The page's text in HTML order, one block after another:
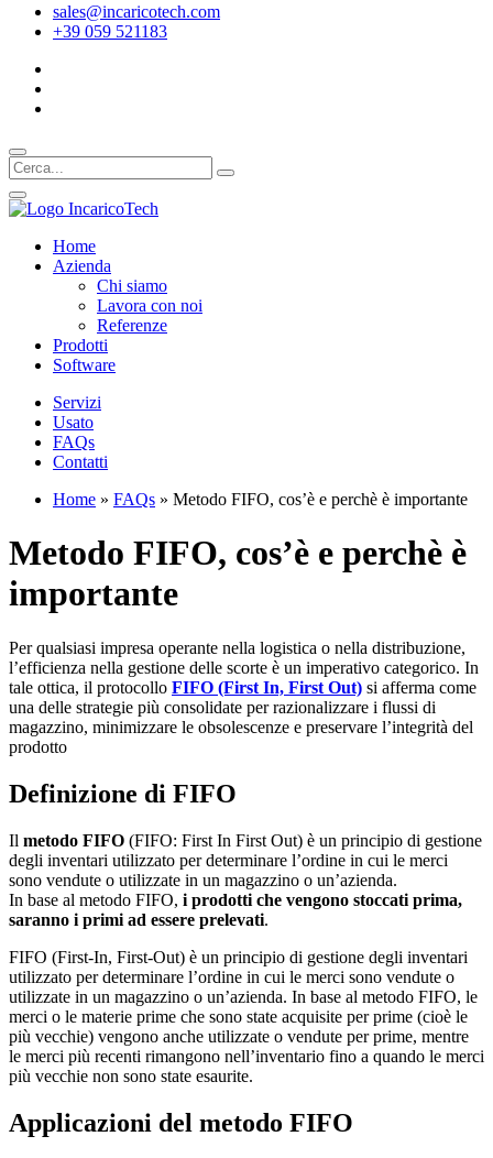
sales@incaricotech.com
+39 059 521183
Home
Azienda
Chi siamo
Lavora con noi
Referenze
Prodotti
Software
Servizi
Usato
FAQs
Contatti
Home » FAQs » Metodo FIFO, cos’è e perchè è importante
Metodo FIFO, cos’è e perchè è
importante
Per qualsiasi impresa operante nella logistica o nella distribuzione,
l’efficienza nella gestione delle scorte è un imperativo categorico. In
tale ottica, il protocollo FIFO (First In, First Out) si afferma come
una delle strategie più consolidate per razionalizzare i flussi di
magazzino, minimizzare le obsolescenze e preservare l’integrità del
prodotto
Definizione di FIFO
Il metodo FIFO (FIFO: First In First Out) è un principio di gestione
degli inventari utilizzato per determinare l’ordine in cui le merci
sono vendute o utilizzate in un magazzino o un’azienda.
In base al metodo FIFO, i prodotti che vengono stoccati prima,
saranno i primi ad essere prelevati.
FIFO (First-In, First-Out) è un principio di gestione degli inventari
utilizzato per determinare l’ordine in cui le merci sono vendute o
utilizzate in un magazzino o un’azienda. In base al metodo FIFO, le
merci o le materie prime che sono state acquisite per prime (cioè le
più vecchie) vengono anche utilizzate o vendute per prime, mentre
le merci più recenti rimangono nell’inventario fino a quando le merci
più vecchie non sono state esaurite.
Applicazioni del metodo FIFO